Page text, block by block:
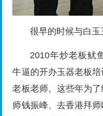
很早的时候与白
2010年炒老板鱿
牛逼的开办玉器老板
老板老师。这些年为
师钱振峰、去香港拜